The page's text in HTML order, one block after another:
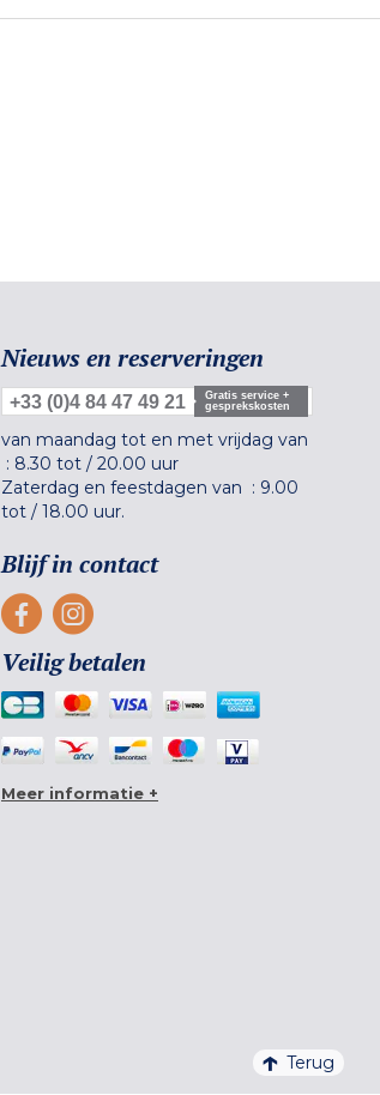
Nieuws en reserveringen
+33 (0)4 84 47 49 21
Gratis service +
gesprekskosten
van maandag tot en met vrijdag van
: 8.30 tot / 20.00 uur
Zaterdag en feestdagen van : 9.00
tot / 18.00 uur.
Blijf in contact
Veilig betalen
Meer informatie +
Terug